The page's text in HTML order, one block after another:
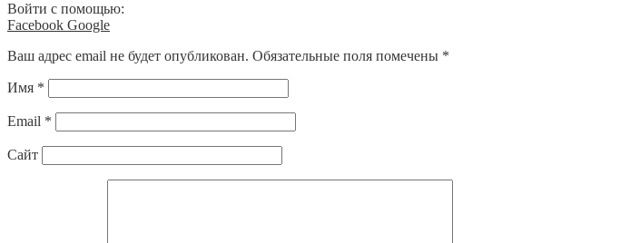
Войти с помощью:
Facebook Google
Ваш адрес email не будет опубликован. Обязательные поля помечены *
Имя *
Email *
Сайт